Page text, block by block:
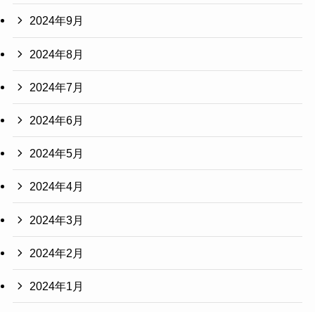
2024年9月
2024年8月
2024年7月
2024年6月
2024年5月
2024年4月
2024年3月
2024年2月
2024年1月